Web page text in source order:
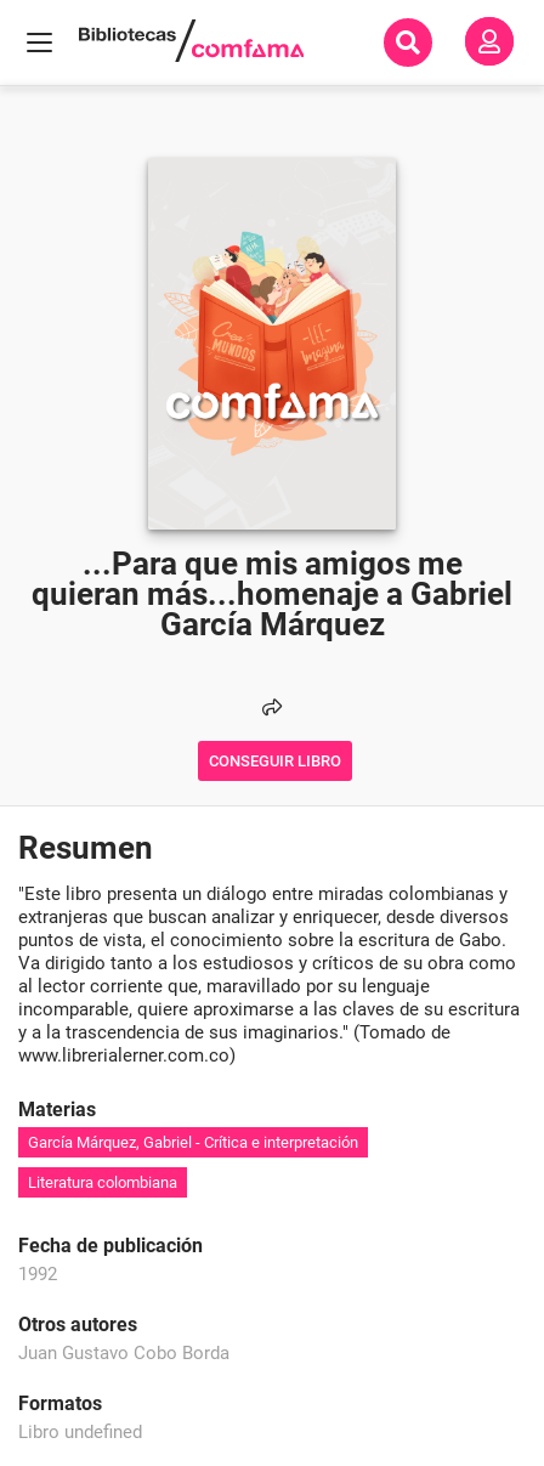
...Para que mis amigos me
quieran más...homenaje a Gabriel
García Márquez
CONSEGUIR LIBRO
Resumen
"Este libro presenta un diálogo entre miradas colombianas y
extranjeras que buscan analizar y enriquecer, desde diversos
puntos de vista, el conocimiento sobre la escritura de Gabo.
Va dirigido tanto a los estudiosos y críticos de su obra como
al lector corriente que, maravillado por su lenguaje
incomparable, quiere aproximarse a las claves de su escritura
y a la trascendencia de sus imaginarios." (Tomado de
www.librerialerner.com.co)
Materias
García Márquez, Gabriel - Crítica e interpretación
Literatura colombiana
Fecha de publicación
1992
Otros autores
Juan Gustavo Cobo Borda
Formatos
Libro undefined